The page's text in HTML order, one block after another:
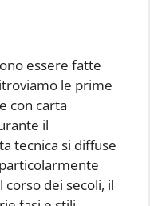
essere fatte
le prime
con carta
il
tecnica si diffuse
dei secoli, il